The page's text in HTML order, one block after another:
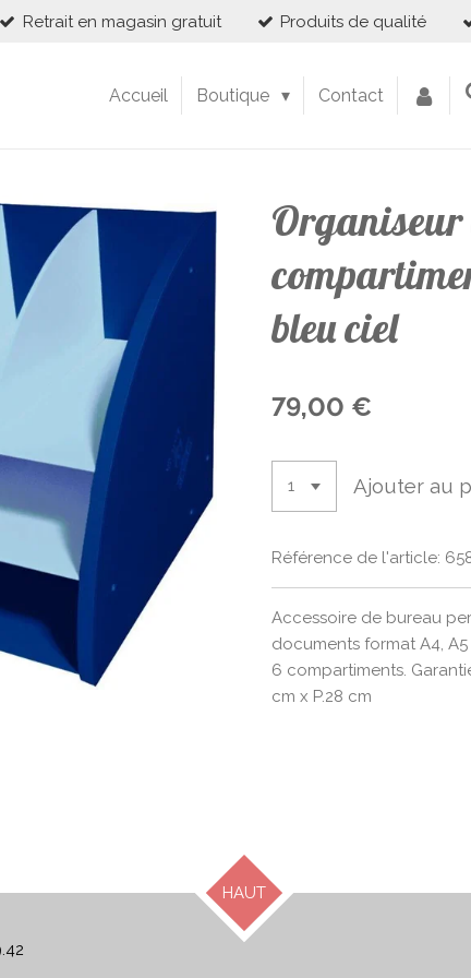
Retrait en magasin gratuit Produits de qualité
Accueil Boutique Contact
Organiseur
bleu ciel
79,00 €
Ajouter au
Référence de l'article:
Accessoire de bureau
documents format A4,
6 compartiments.
cm x P.28 cm
HAUT